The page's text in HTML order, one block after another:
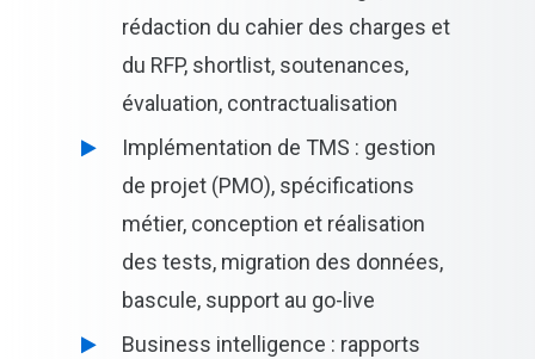
rédaction du cahier des charges et
du RFP, shortlist, soutenances,
évaluation, contractualisation
Implémentation de TMS : gestion
de projet (PMO), spécifications
métier, conception et réalisation
des tests, migration des données,
bascule, support au go-live
Business intelligence : rapports
Suivez l’actualité de Green-ty Advisory